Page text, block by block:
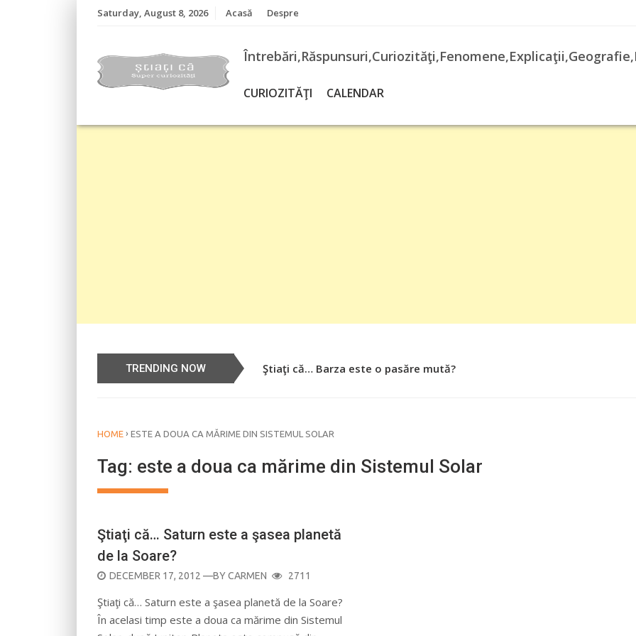
Saturday, August 8, 2026 Acasă Despre
CURIOZITĂŢI CALENDAR
TRENDING NOW Ştiaţi că… Barza este o pasăre mută?
HOME › ESTE A DOUA CA MĂRIME DIN SISTEMUL SOLAR
Tag: este a doua ca mărime din Sistemul Solar
Ştiaţi că… Saturn este a şasea planetă
de la Soare?
POSTED
DECEMBER 17, 2012 —BYCARMEN 2711
Ştiaţi că… Saturn este a şasea planetă de la Soare?
În acelasi timp este a doua ca mărime din Sistemul